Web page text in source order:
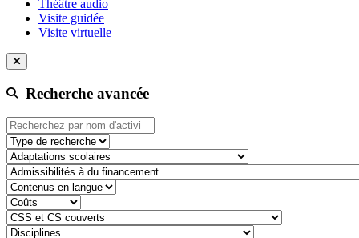
Théâtre audio
Visite guidée
Visite virtuelle
Recherche avancée
Type de recherche
adaptation-scolaire
admissibilite-a-du-financement
contenu-en-langue
cout
css-et-cs-couvert
discipline